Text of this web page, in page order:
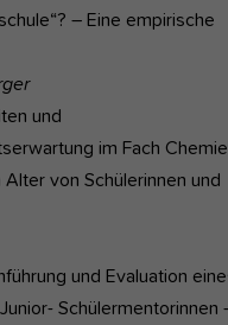
– Eine empirische
und
im Fach
von Schülerinnen und
und Evaluation
Schülermentorinnen